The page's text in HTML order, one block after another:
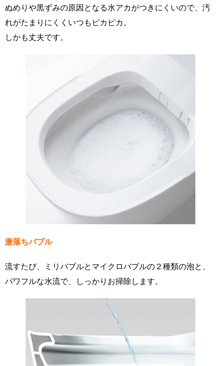
ぬめりや黒ずみの原因となる水アカがつきにくいので、汚
れがたまりにくくいつもピカピカ。
しかも丈夫です。
激落ちバブル
流すたび、ミリバブルとマイクロバブルの２種類の泡と、
パワフルな水流で、しっかりお掃除します。